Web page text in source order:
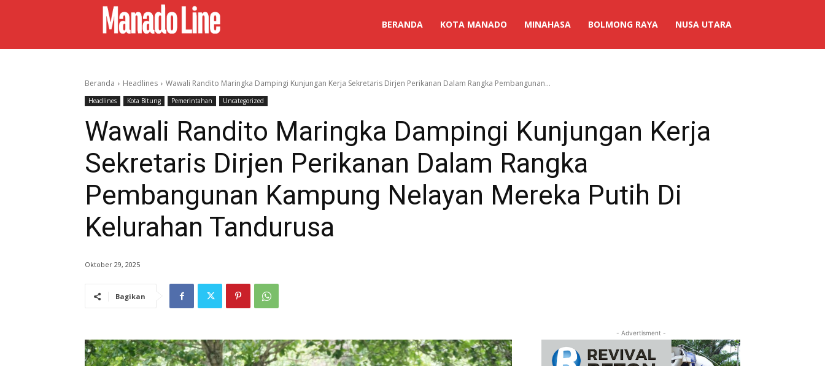
BERANDA KOTA MANADO MINAHASA BOLMONG RAYA NUSA UTARA
Beranda Headlines Wawali Randito Maringka Dampingi Kunjungan Kerja Sekretaris Dirjen Perikanan Dalam Rangka Pembangunan...
Headlines Kota Bitung Pemerintahan Uncategorized
Wawali Randito Maringka Dampingi Kunjungan Kerja
Sekretaris Dirjen Perikanan Dalam Rangka
Pembangunan Kampung Nelayan Mereka Putih Di
Kelurahan Tandurusa
Oktober 29, 2025
Bagikan
- Advertisment -